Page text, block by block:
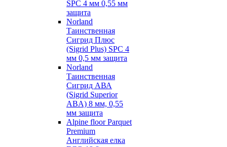
SPC 4 мм 0,55 мм
защита
Norland
Таинственная
Сигрид Плюс
(Sigrid Plus) SPC 4
мм 0,5 мм защита
Norland
Таинственная
Сигрид АВА
(Sigrid Superior
ABA) 8 мм, 0,55
мм защита
Alpine floor Parquet
Premium
Английская елка